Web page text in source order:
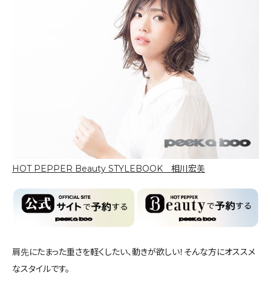
HOT PEPPER Beauty STYLEBOOK 相川宏美
肩先にたまった重さを軽くしたい、動きが欲しい！そんな方にオススメ
なスタイルです。